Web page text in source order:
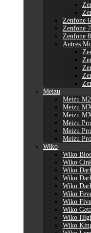
Zenfone 6
Zenfone 7
Zenfone
Autres
Meizu
Meizu
Meizu
Meizu
Meizu
Meizu
Meizu
Wiko
Wiko
Wiko
Wiko
Wiko
Wiko
Wiko
Wiko Five
Wiko
Wiko
Wiko